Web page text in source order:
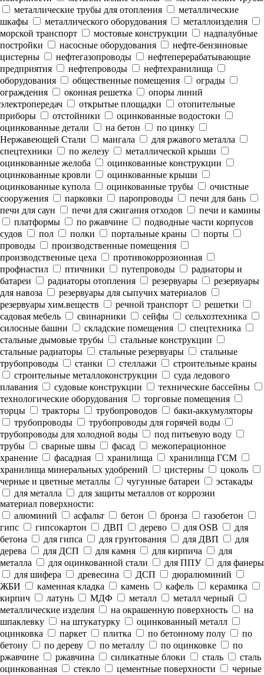
металлические трубы для отопления
металлические
шкафы
металлического оборудования
металлоизделия
морской транспорт
мостовые конструкции
надпалубные
постройки
насосные оборудования
нефте-бензиновые
цистерны
нефтегазопроводы
нефтеперерабатывающие
предприятия
нефтепроводы
нефтехранилища
оборудования
общественные помещения
ограды
ограждения
оконная решетка
опоры линий
электропередач
открытые площадки
отопительные
приборы
отстойники
оцинкованные водостоки
оцинкованные детали
на бетон
по цинку
Нержавеющей Стали
мангала
для ржавого металла
спецтехники
по железу
металлической крыши
оцинкованные желоба
оцинкованные конструкции
оцинкованные кровли
оцинкованные крыши
оцинкованные купола
оцинкованные трубы
очистные
сооружения
парковки паропроводы
печи для бань
печи для саун
печи для сжигания отходов
печи и камины
платформы
по ржавчине
подводные части корпусов
судов
пол полки портальные краны
порты
проводы
производственные помещения
производственные цеха
противокоррозионная
профнастил
птичники путепроводы
радиаторы и
батареи
радиаторы отопления резервуары
резервуары
для навоза
резервуары для сыпучих материалов
резервуары хим.веществ
речной транспорт
решетки
садовая мебель
свинарники сейфы
сельхозтехника
силосные башни
складские помещения
спецтехника
стальные дымовые трубы
стальные конструкции
стальные радиаторы
стальные резервуары
стальные
трубопроводы
станки стеллажи
строительные краны
строительные металлоконструкции
суда ледового
плавания
судовые конструкции
технические бассейны
технологические оборудования
торговые помещения
торцы
тракторы трубопроводов
баки-аккумуляторы
трубопроводы
трубопроводы для горячей воды
трубопроводы для холодной воды
под питьевую воду
трубы
сварные швы фасад
межоперационное
хранение
фасадная хранилища
хранилища ГСМ
хранилища минеральных удобрений
цистерны
цоколь
черные и цветные металлы
чугунные батареи
эстакады
для металла
для защиты металлов от коррозии
материал поверхности:
алюминий
асфальт бетон бронза
газобетон
гипс
гипсокартон ДВП дерево для OSB
для
бетона
для гипса для грунтования для ДВП
для
дерева
для ДСП для камня для кирпича
для
металла
для оцинкованной стали для ППУ
для фанеры
для шифера
древесина ДСП
дюралюминий
ЖБИ
каменная кладка камень кафель
керамика
кирпич
латунь МДФ металл
металл черный
металлические изделия
на окрашенную поверхность
на
шпаклевку
на штукатурку
оцинкованный металл
оцинковка
паркет плитка по бетонному полу
по
бетону
по дереву по металлу по оцинковке
по
ржавчине
ржавчина силикатные блоки сталь
сталь
оцинкованная
стекло цементные поверхности
черные